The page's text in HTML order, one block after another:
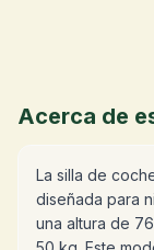
Acerca de
La silla de
diseñada para
una altura de